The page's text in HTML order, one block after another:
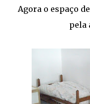
Agora o espaço
pela